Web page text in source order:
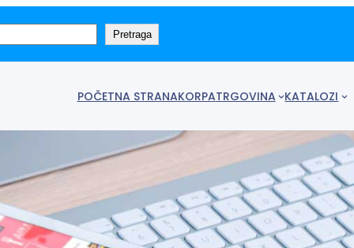
Pretraga
POČETNA STRANAKORPATRGOVINA KATALOZI